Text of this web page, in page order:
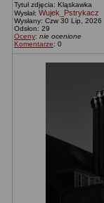
Tytuł zdjęcia: Kląskawka
Wysłał: Wujek_Pstrykacz
Wysłany: Czw 30 Lip, 2026
Odsłon: 29
Oceny: nie ocenione
Komentarze: 0